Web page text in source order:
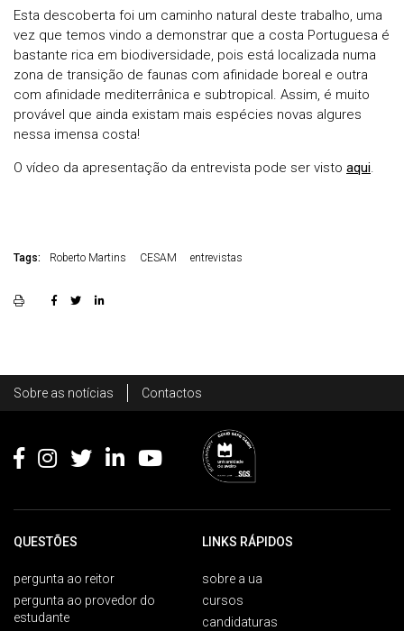
Esta descoberta foi um caminho natural deste trabalho, uma
vez que temos vindo a demonstrar que a costa Portuguesa é
bastante rica em biodiversidade, pois está localizada numa
zona de transição de faunas com afinidade boreal e outra
com afinidade mediterrânica e subtropical. Assim, é muito
provável que ainda existam mais espécies novas algures
nessa imensa costa!
O vídeo da apresentação da entrevista pode ser visto aqui.
Tags: Roberto Martins CESAM entrevistas
Footer
Sobre as notícias Contactos
QUESTÕES
pergunta ao reitor
pergunta ao provedor do
estudante
LINKS RÁPIDOS
sobre a ua
cursos
candidaturas